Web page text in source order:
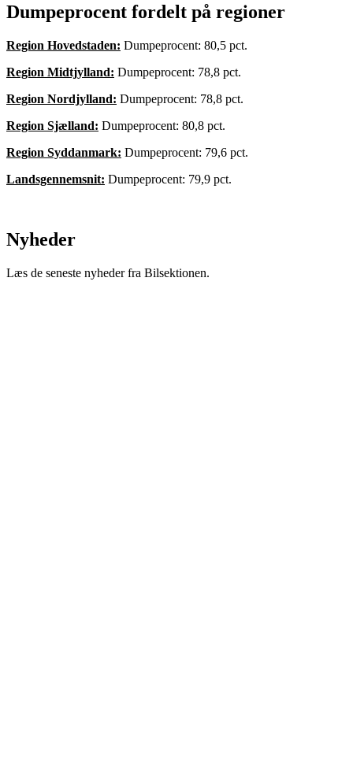
Dumpeprocent fordelt på regioner
Region Hovedstaden: Dumpeprocent: 80,5 pct.
Region Midtjylland: Dumpeprocent: 78,8 pct.
Region Nordjylland: Dumpeprocent: 78,8 pct.
Region Sjælland: Dumpeprocent: 80,8 pct.
Region Syddanmark: Dumpeprocent: 79,6 pct.
Landsgennemsnit: Dumpeprocent: 79,9 pct.
Nyheder
Læs de seneste nyheder fra Bilsektionen.